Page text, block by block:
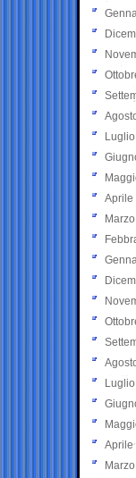
Aprile
Aprile